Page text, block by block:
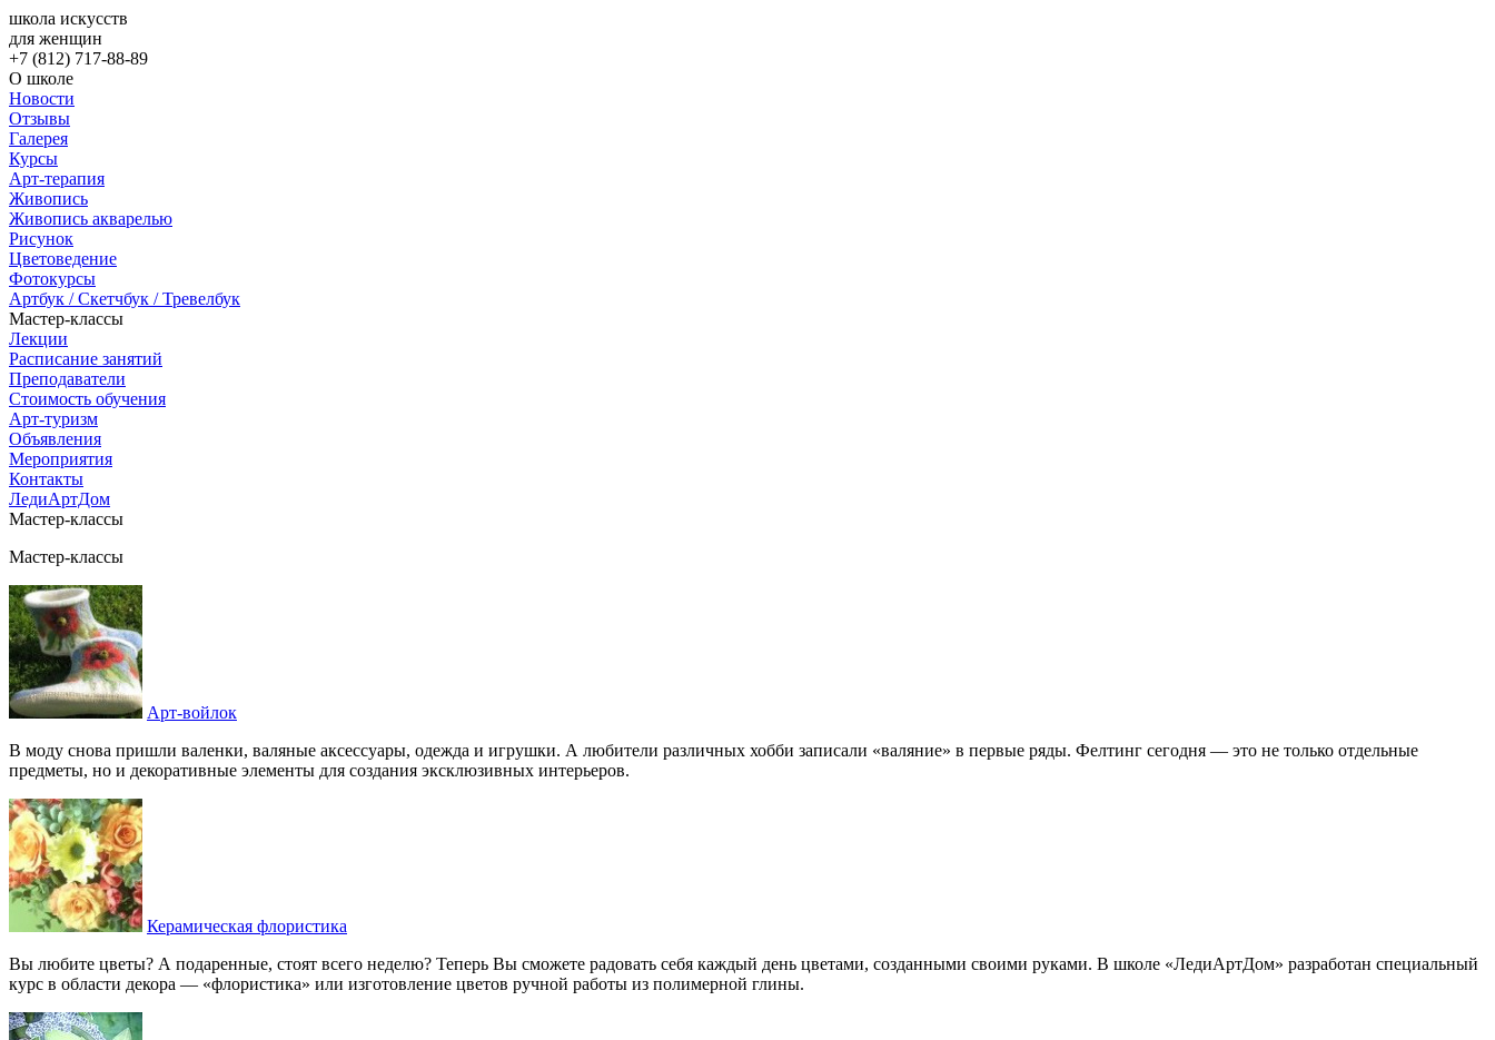
школа искусств
для женщин
+7 (812) 717-88-89
О школе
Новости
Отзывы
Галерея
Курсы
Арт-терапия
Живопись
Живопись акварелью
Рисунок
Цветоведение
Фотокурсы
Артбук / Скетчбук / Тревелбук
Мастер-классы
Лекции
Расписание занятий
Преподаватели
Стоимость обучения
Арт-туризм
Объявления
Мероприятия
Контакты
ЛедиАртДом
Мастер-классы
Мастер-классы
Арт-войлок
В моду снова пришли валенки, валяные аксессуары, одежда и игрушки. А любители различных хобби записали «валяние» в первые ряды. Фелтинг сегодня — это не только отдельные
предметы, но и декоративные элементы для создания эксклюзивных интерьеров.
Керамическая флористика
Вы любите цветы? А подаренные, стоят всего неделю? Теперь Вы сможете радовать себя каждый день цветами, созданными своими руками. В школе «ЛедиАртДом» разработан специальный
курс в области декора — «флористика» или изготовление цветов ручной работы из полимерной глины.